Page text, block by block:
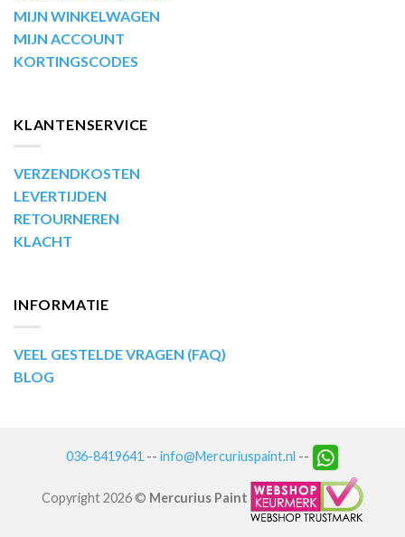
MIJN WINKELWAGEN
MIJN ACCOUNT
KORTINGSCODES
KLANTENSERVICE
VERZENDKOSTEN
LEVERTIJDEN
RETOURNEREN
KLACHT
INFORMATIE
VEEL GESTELDE VRAGEN (FAQ)
BLOG
036-8419641 -- info@Mercuriuspaint.nl --
Copyright 2026 © Mercurius Paint